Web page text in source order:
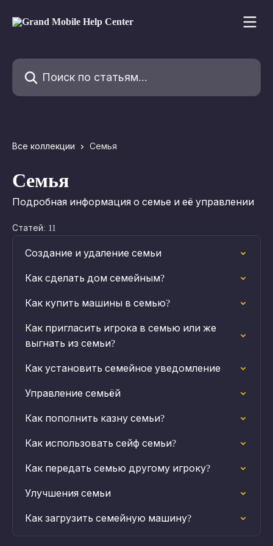
Поиск по статьям...
Все коллекции Семья
Семья
Подробная информация о семье и её управлении
Статей: 11
Создание и удаление семьи
Как сделать дом семейным?
Как купить машины в семью?
Как пригласить игрока в семью или же
выгнать из семьи?
Как установить семейное уведомление
Управление семьёй
Как пополнить казну семьи?
Как использовать сейф семьи?
Как передать семью другому игроку?
Улучшения семьи
Как загрузить семейную машину?